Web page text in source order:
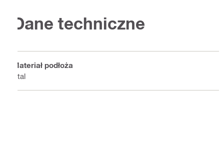
Dane techniczne
Materiał podłoża
Stal